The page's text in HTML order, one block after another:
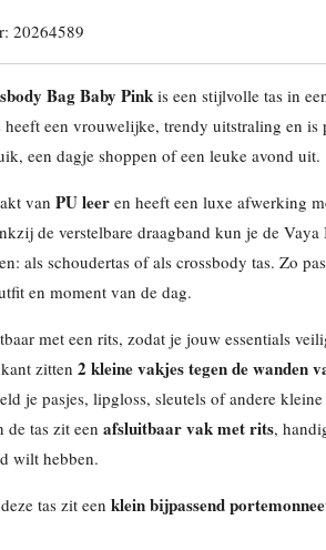
20264589
Bag Baby Pink is een stijlvolle tas in
heeft een vrouwelijke, trendy uitstraling en is
een dagje shoppen of een leuke avond uit.
van PU leer en heeft een luxe afwerking
de verstelbare draagband kun je de Vaya
als schoudertas of als crossbody tas. Zo
en moment van de dag.
met een rits, zodat je jouw essentials
zitten 2 kleine vakjes tegen de wanden
je pasjes, lipgloss, sleutels of andere
de tas zit een afsluitbaar vak met rits,
wilt hebben.
tas zit een klein bijpassend